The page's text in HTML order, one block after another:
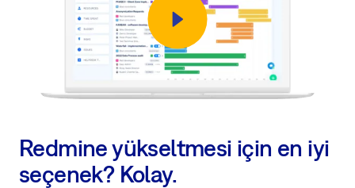
Redmine yükseltmesi için en iyi
seçenek? Kolay.